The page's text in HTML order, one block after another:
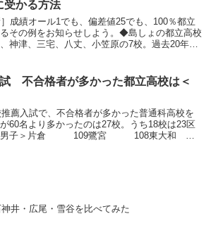
受かる方法
成績オール1でも、偏差値25でも、100％都立
その例をお知らせしよう。◆島しょの都立高校
神津、三宅、八丈、小笠原の7校。過去20年以
不合格者が多かった都立高校は＜
薦入試で、不合格者が多かった普通科高校を
60名より多かったのは27校。うち18校は23区
＜男子＞片倉 109鷺宮 108東大和
井・広尾・雪谷を比べてみた